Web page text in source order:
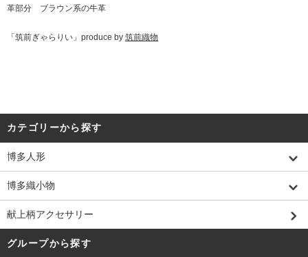
革部分 ブラウン系の牛革
「筑前ぎゃらりい」produce by 筑前織物
カテゴリーから探す
博多人形
博多織小物
献上柄アクセサリー
グループから探す